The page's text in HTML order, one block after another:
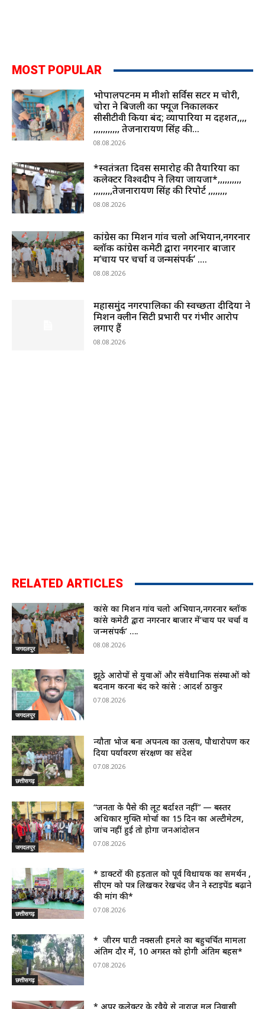
MOST POPULAR
भोपालपटनम में मीशो सर्विस सेंटर में चोरी,
चोरों ने बिजली का फ्यूज निकालकर
सीसीटीवी किया बंद; व्यापारियों में दहशत,,,,
,,,,,,,,,,, तेजनारायण सिंह की...
08.08.2026
*स्वतंत्रता दिवस समारोह की तैयारियों का
कलेक्टर विश्वदीप ने लिया जायजा*,,,,,,,,,,
,,,,,,,,तेजनारायण सिंह की रिपोर्ट ,,,,,,,,
08.08.2026
कांग्रेस का मिशन गांव चलो अभियान,नगरनार
ब्लॉक कांग्रेस कमेटी द्वारा नगरनार बाजार
में’चाय पर चर्चा व जन्मसंपर्क’ ….
08.08.2026
महासमुंद नगरपालिका की स्वच्छता दीदियों ने
मिशन क्लीन सिटी प्रभारी पर गंभीर आरोप
लगाए हैं
08.08.2026
RELATED ARTICLES
जगदलपुर
कांग्रेस का मिशन गांव चलो अभियान,नगरनार ब्लॉक
कांग्रेस कमेटी द्वारा नगरनार बाजार में’चाय पर चर्चा व
जन्मसंपर्क’ ….
08.08.2026
जगदलपुर
झूठे आरोपों से युवाओं और संवैधानिक संस्थाओं को
बदनाम करना बंद करे कांग्रेस : आदर्श ठाकुर
07.08.2026
छत्तीसगढ़
न्यौता भोज बना अपनत्व का उत्सव, पौधारोपण कर
दिया पर्यावरण संरक्षण का संदेश
07.08.2026
जगदलपुर
“जनता के पैसे की लूट बर्दाश्त नहीं” — बस्तर
अधिकार मुक्ति मोर्चा का 15 दिन का अल्टीमेटम,
जांच नहीं हुई तो होगा जनआंदोलन
07.08.2026
छत्तीसगढ़
* डाक्टरों की हड़ताल को पूर्व विधायक का समर्थन ,
सीएम को पत्र लिखकर रेखचंद जैन ने स्टाइपेंड बढ़ाने
की मांग की*
07.08.2026
छत्तीसगढ़
* जीरम घाटी नक्सली हमले का बहुचर्चित मामला
अंतिम दौर में, 10 अगस्त को होगी अंतिम बहस*
07.08.2026
* अपर कलेक्टर के रवैये से नाराज मूल निवासी